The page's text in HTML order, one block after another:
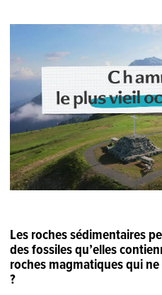
Les roches sédimentaires
des fossiles qu’elles
roches magmatiques qui
?